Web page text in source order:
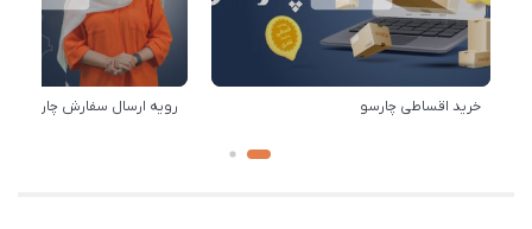
خرید اقساطی چارسو رویه ارسال سفارش چارسو